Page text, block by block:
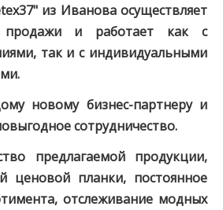
из Иванова осуществляет
и работает как с
так и с индивидуальными
новому бизнес-партнеру и
сотрудничество.
предлагаемой продукции,
ценовой планки, постоянное
отслеживание модных